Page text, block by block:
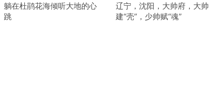
躺在杜鹃花海倾听大地的心
跳
辽宁，沈阳，大帅府，大帅
建“壳”，少帅赋“魂”